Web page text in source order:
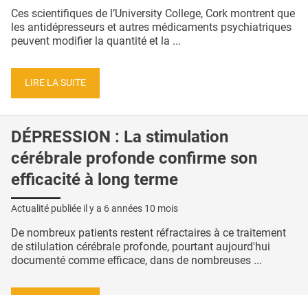
Ces scientifiques de l’University College, Cork montrent que
les antidépresseurs et autres médicaments psychiatriques
peuvent modifier la quantité et la ...
LIRE LA SUITE
DÉPRESSION : La stimulation
cérébrale profonde confirme son
efficacité à long terme
Actualité publiée il y a 6 années 10 mois
De nombreux patients restent réfractaires à ce traitement
de stilulation cérébrale profonde, pourtant aujourd'hui
documenté comme efficace, dans de nombreuses ...